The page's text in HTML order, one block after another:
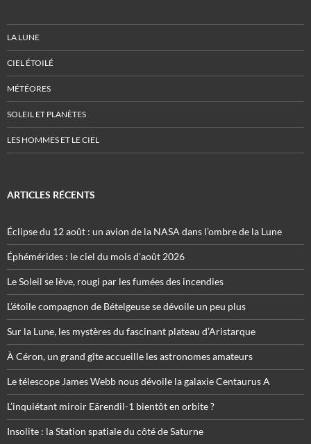
LA LUNE
CIEL ÉTOILÉ
MÉTÉORES
SOLEIL ET PLANÈTES
LES HOMMES ET LE CIEL
ARTICLES RÉCENTS
Éclipse du 12 août : un avion de la NASA dans l’ombre de la Lune
Éphémérides : le ciel du mois d’août 2026
Le Soleil se lève, rougi par les fumées des incendies
L’étoile compagnon de Bételgeuse se dévoile un peu plus
Sur la Lune, les mystères du fascinant plateau d’Aristarque
À Céron, un grand gîte accueille les astronomes amateurs
Le télescope James Webb nous dévoile la galaxie Centaurus A
L’inquiétant miroir Eärendil-1 bientôt en orbite ?
Insolite : la Station spatiale du côté de Saturne